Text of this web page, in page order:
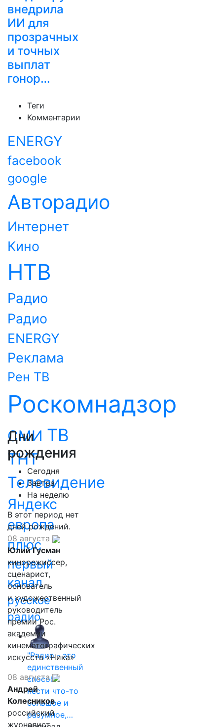
внедрила
ИИ для
прозрачных
и точных
выплат
гонор…
Теги
Комментарии
ENERGY
facebook
google
Авторадио
Интернет
Кино
НТВ
Радио
Радио
ENERGY
Реклама
Рен ТВ
Роскомнадзор
СМИ ТВ
ТНТ
Телевидение
Яндекс
европа
плюс
первый
канал
русское
радио
"Радио - это
единственный
способ
нести что-то
большое и
разумное,…
Дни
рождения
Сегодня
Завтра
На неделю
В этот период нет
дней рождений.
08 августа
Юлий Гусман
кинорежиссер,
сценарист,
основатель
и художественный
руководитель
премии Рос.
академии
кинематографических
искусств «Ника»
08 августа
Андрей
Колесников
российский
журналист,